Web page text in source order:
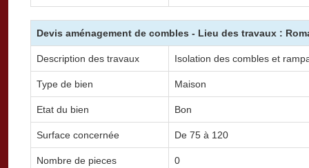
Devis aménagement de combles - Lieu des travaux :
Description des travaux Isolation des combles et
Type de bien Maison
Etat du bien Bon
Surface concernée De 75 à 120
Nombre de pieces 0